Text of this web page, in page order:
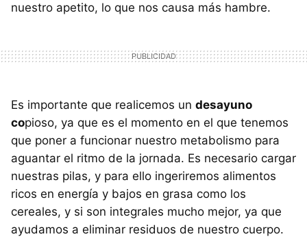
nuestro apetito, lo que nos causa más hambre.
Es importante que realicemos un desayuno
copioso, ya que es el momento en el que tenemos
que poner a funcionar nuestro metabolismo para
aguantar el ritmo de la jornada. Es necesario cargar
nuestras pilas, y para ello ingeriremos alimentos
ricos en energía y bajos en grasa como los
cereales, y si son integrales mucho mejor, ya que
ayudamos a eliminar residuos de nuestro cuerpo.